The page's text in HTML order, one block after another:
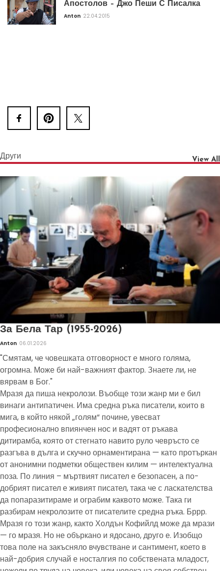
Апостолов – Джо Пеши С Писалка
Anton 22.04.2015
Други View All
За Бела Тар (1955-2026)
Anton 06.01.2026
"Смятам, че човешката отговорност е много голяма,
огромна. Може би най-важният фактор. Знаете ли, не
вярвам в Бог."
Мразя да пиша некролози. Въобще този жанр ми е бил
винаги антипатичен. Има средна ръка писатели, които в
мига, в който някой „голям“ почине, увесват
професионално впиянчен нос и вадят от ръкава
дитирамба, която от стегнато навито руло чевръсто се
разгъва в дълга и скучно орнаментирана — като протъркан
от анонимни подметки обществен килим — интелектуална
поза. По линия – мъртвият писател е безопасен, а по-
добрият писател е живият писател, така че с ласкателства
да попаразитираме и ограбим каквото може. Така ги
разбирам некролозите от писателите средна ръка. Бррр.
Мразя го този жанр, както Холдън Кофийлд може да мрази
— го мразя. Но не объркано и ядосано, друго е. Изобщо
това поле на закъсняло вчувстване и сантимент, което в
най-добрия случай е носталгия по собствената младост,